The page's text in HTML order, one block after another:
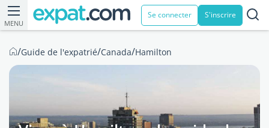
MENU
Se connecter S'inscrire
/Guide de l'expatrié/Canada/Hamilton